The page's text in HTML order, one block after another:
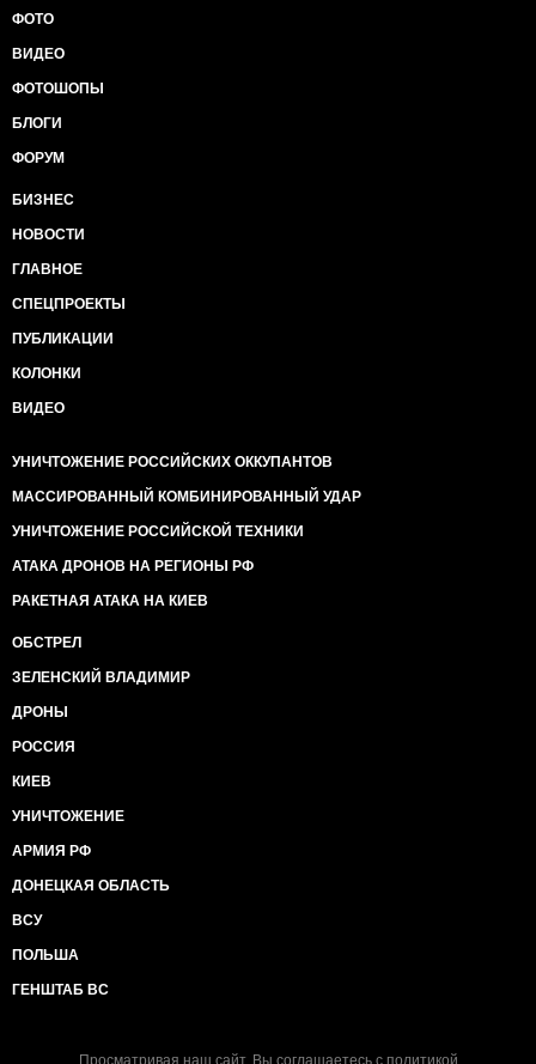
ФОТО
ВИДЕО
ФОТОШОПЫ
БЛОГИ
ФОРУМ
БИЗНЕС
НОВОСТИ
ГЛАВНОЕ
СПЕЦПРОЕКТЫ
ПУБЛИКАЦИИ
КОЛОНКИ
ВИДЕО
УНИЧТОЖЕНИЕ РОССИЙСКИХ ОККУПАНТОВ
МАССИРОВАННЫЙ КОМБИНИРОВАННЫЙ УДАР
УНИЧТОЖЕНИЕ РОССИЙСКОЙ ТЕХНИКИ
АТАКА ДРОНОВ НА РЕГИОНЫ РФ
РАКЕТНАЯ АТАКА НА КИЕВ
ОБСТРЕЛ
ЗЕЛЕНСКИЙ ВЛАДИМИР
ДРОНЫ
РОССИЯ
КИЕВ
УНИЧТОЖЕНИЕ
АРМИЯ РФ
ДОНЕЦКАЯ ОБЛАСТЬ
ВСУ
ПОЛЬША
ГЕНШТАБ ВС
Просматривая наш сайт, Вы соглашаетесь с политикой